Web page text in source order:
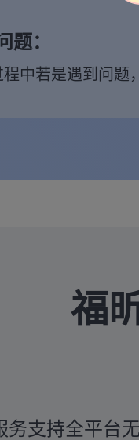
题：
中若是遇到问题
福
务支持全平台